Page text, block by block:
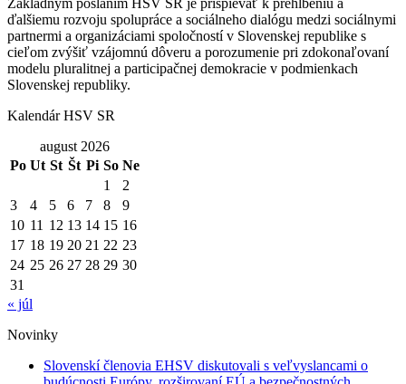
ďalšiemu rozvoju spolupráce a sociálneho dialógu medzi sociálnymi
partnermi a organizáciami spoločností v Slovenskej republike s
cieľom zvýšiť vzájomnú dôveru a porozumenie pri zdokonaľovaní
modelu pluralitnej a participačnej demokracie v podmienkach
Slovenskej republiky.
Kalendár HSV SR
august 2026
Po Ut St Št Pi So Ne
1
2
3
4 5 6 7 8
9
10 11 12 13 14 15 16
17 18 19 20 21 22 23
24 25 26 27 28 29 30
31
« júl
Novinky
Slovenskí členovia EHSV diskutovali s veľvyslancami o